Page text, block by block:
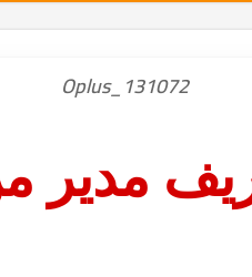
Oplus_131072
مدير